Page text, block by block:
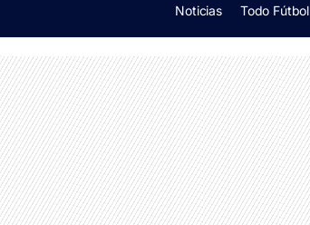
Noticias Todo Fútbol